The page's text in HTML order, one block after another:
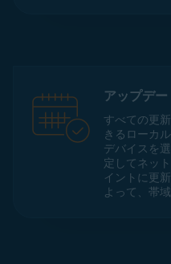
アップデ
すべての更
きるローカ
デバイスを
定してネッ
イントに更
よって、帯